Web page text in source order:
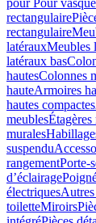
pour Pour
rectangulaire
rectangulaire
latérauxMeubles
latéraux bas
hautesColonnes
hauteArmoires
hautes compactes
meublesÉtagères
murales
suspendu
rangementPorte-
d’éclairage
électriquesAutres
toiletteMiroirs